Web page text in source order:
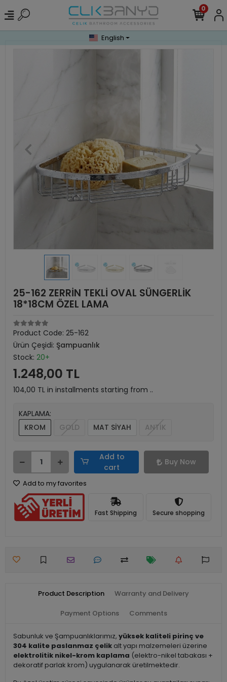
0
English
25-162 ZERRİN TEKLİ OVAL SÜNGERLİK
18*18CM ÖZEL LAMA
Product Code: 25-162
Ürün Çeşidi: Şampuanlık
Stock: 20+
1.248,00 TL
104,00 TL in installments starting from ..
KAPLAMA:
KROM
GOLD MAT SİYAH ANTİK
Add to
cart
Buy Now
Add to my favorites
Fast Shipping Secure shopping
Product Description Warranty and Delivery
Payment Options Comments
Sabunluk ve Şampuanlıklarımız, yüksek kaliteli pirinç ve
304 kalite paslanmaz çelik alt yapı malzemeleri üzerine
elektrolitik nikel-krom kaplama (elektro-nikel tabakası +
dekoratif parlak krom) uygulanarak üretilmektedir.